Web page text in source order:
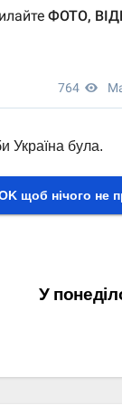
Україна була.
щоб нічого не
У